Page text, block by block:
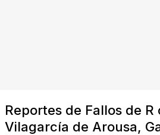
Reportes de Fallos de R
Vilagarcía de Arousa,